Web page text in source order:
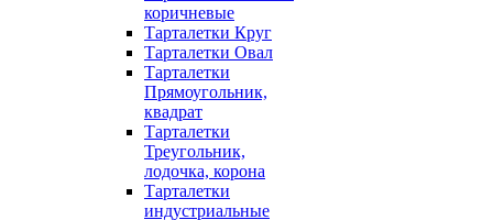
коричневые
Тарталетки Круг
Тарталетки Овал
Тарталетки
Прямоугольник,
квадрат
Тарталетки
Треугольник,
лодочка, корона
Тарталетки
индустриальные